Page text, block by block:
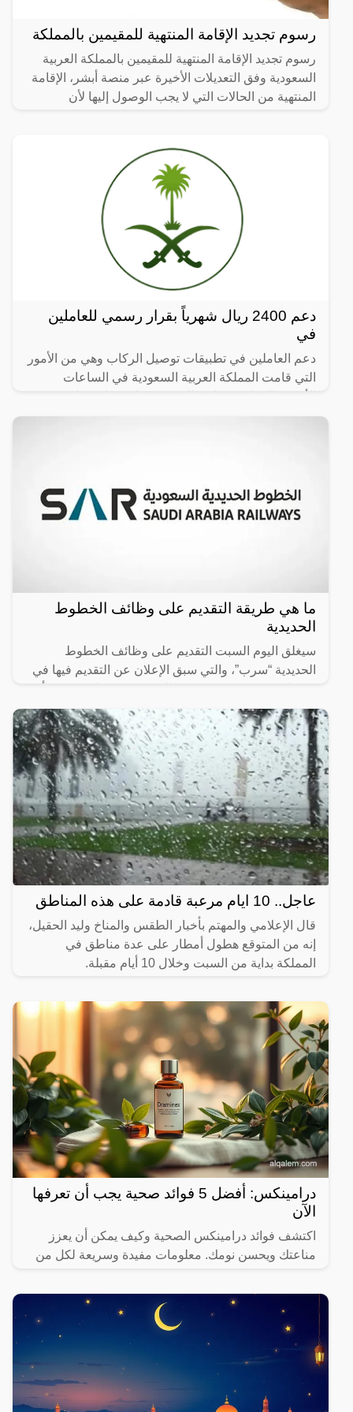
رسوم تجديد الإقامة المنتهية للمقيمين بالمملكة
رسوم تجديد الإقامة المنتهية للمقيمين بالمملكة العربية
السعودية وفق التعديلات الأخيرة عبر منصة أبشر، الإقامة
المنتهية من الحالات التي لا يجب الوصول إليها لأن
دعم 2400 ريال شهرياً بقرار رسمي للعاملين
في
دعم العاملين في تطبيقات توصيل الركاب وهي من الأمور
التي قامت المملكة العربية السعودية في الساعات
العاملين في
ما هي طريقة التقديم على وظائف الخطوط
الحديدية
سيغلق اليوم السبت التقديم على وظائف الخطوط
الحديدية “سرب”، والتي سبق الإعلان عن التقديم فيها في
أعلن المعهد
عاجل.. 10 ايام مرعبة قادمة على هذه المناطق
قال الإعلامي والمهتم بأخبار الطقس والمناخ وليد الحقيل،
إنه من المتوقع هطول أمطار على عدة مناطق في
المملكة بداية من السبت وخلال 10 أيام مقبلة.
درامينكس: أفضل 5 فوائد صحية يجب أن تعرفها
الآن
اكتشف فوائد درامينكس الصحية وكيف يمكن أن يعزز
مناعتك ويحسن نومك. معلومات مفيدة وسريعة لكل من